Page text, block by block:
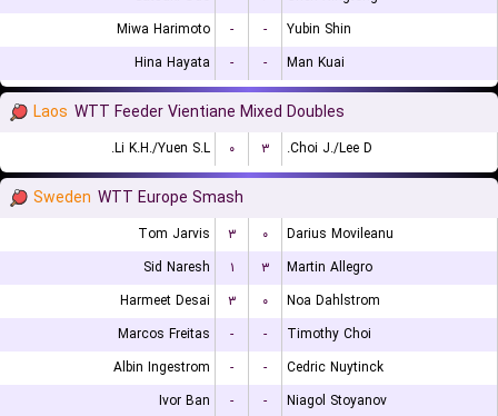
Miwa Harimoto
- -
Yubin Shin
Hina Hayata
- - Man Kuai
Laos WTT Feeder Vientiane Mixed Doubles
Li K.H./Yuen S.L. ۰ ۳ Choi J./Lee D.
Sweden WTT Europe Smash
Tom Jarvis ۳ ۰
Darius Movileanu
Sid Naresh
۱ ۳
Martin Allegro
Harmeet Desai
۳ ۰
Noa Dahlstrom
Marcos Freitas
- -
Timothy Choi
Albin Ingestrom
- -
Cedric Nuytinck
Ivor Ban
- -
Niagol Stoyanov